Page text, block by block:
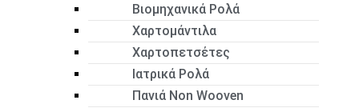
Βιομηχανικά Ρολά
Χαρτομάντιλα
Χαρτοπετσέτες
Ιατρικά Ρολά
Πανιά Non Wooven